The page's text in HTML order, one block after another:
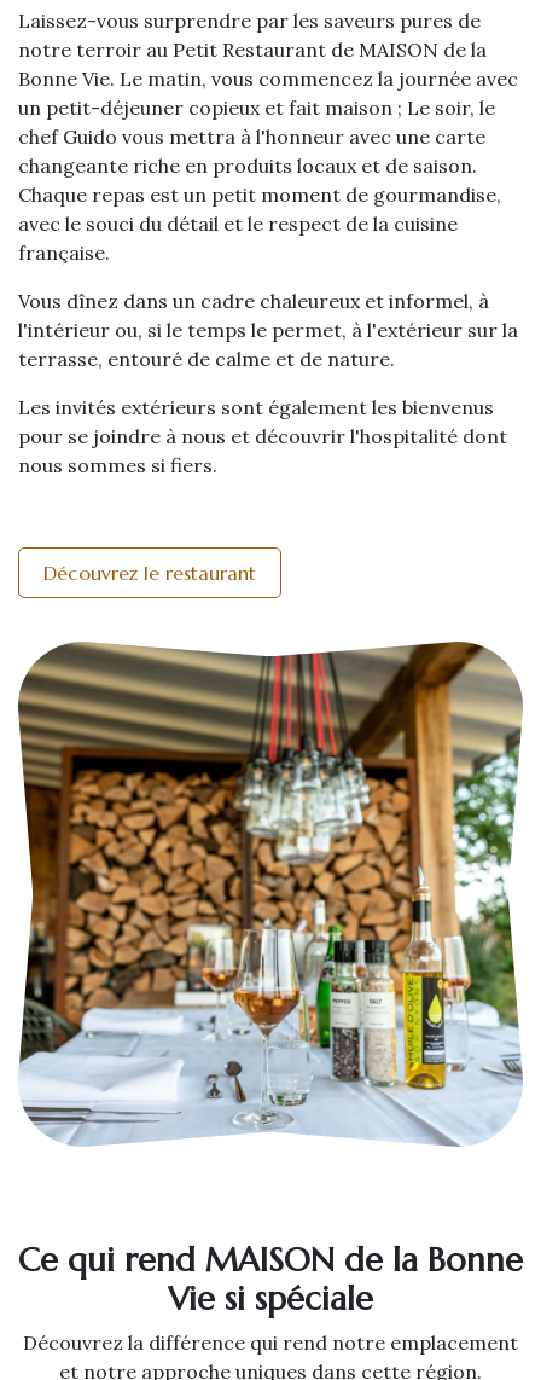
Laissez-vous surprendre par les saveurs pures de
notre terroir au Petit Restaurant de MAISON de la
Bonne Vie. Le matin, vous commencez la journée avec
un petit-déjeuner copieux et fait maison ; Le soir, le
chef Guido vous mettra à l'honneur avec une carte
changeante riche en produits locaux et de saison.
Chaque repas est un petit moment de gourmandise,
avec le souci du détail et le respect de la cuisine
française.
Vous dînez dans un cadre chaleureux et informel, à
l'intérieur ou, si le temps le permet, à l'extérieur sur la
terrasse, entouré de calme et de nature.
Les invités extérieurs sont également les bienvenus
pour se joindre à nous et découvrir l'hospitalité dont
nous sommes si fiers.
Découvrez le restaurant
Ce qui rend MAISON de la Bonne
Vie si spéciale
Découvrez la différence qui rend notre emplacement
et notre approche uniques dans cette région.